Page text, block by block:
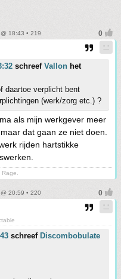
18:43 • 219
schreef Vallon het
daartoe verplicht bent
(werk/zorg etc.) ?
als mijn werkgever meer
dat gaan ze niet doen.
rijden hartstikke
20:59 • 220
schreef Discombobulate